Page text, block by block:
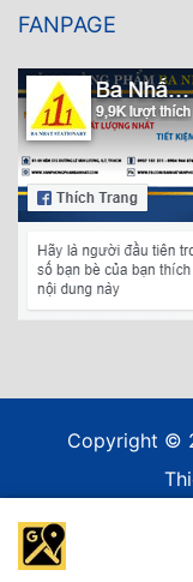
FANPAGE
Copyright ©